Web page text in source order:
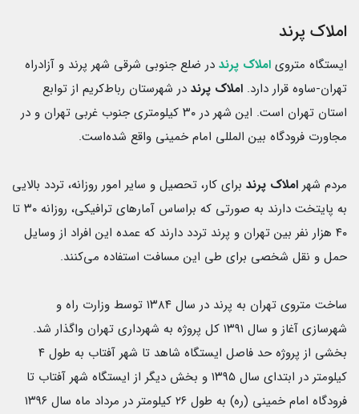
املاک پرند
ایستگاه متروی املاک پرند در ضلع جنوبی شرقی شهر پرند و آزادراه
تهران-ساوه قرار دارد. املاک پرند در شهرستان رباط‌کریم از توابع
استان تهران است. این شهر در ۳۰ کیلومتری جنوب غربی تهران و در
مجاورت فرودگاه بین المللی امام خمینی واقع شده‌است.
مردم شهر املاک پرند برای کار، تحصیل و سایر امور روزانه، تردد بالایی
به پایتخت دارند به صورتی که براساس آمارهای ترافیکی، روزانه ۳۰ تا
۴۰ هزار نفر بین تهران و پرند تردد دارند که عمده این افراد از وسایل
حمل و نقل شخصی برای طی این مسافت استفاده می‌کنند.
ساخت متروی تهران به پرند در سال ۱۳۸۴ توسط وزارت راه و
شهرسازی آغاز و سال ۱۳۹۱ کل پروژه به شهرداری تهران واگذار شد.
بخشی از پروژه حد فاصل ایستگاه شاهد تا شهر آفتاب به طول ۴
کیلومتر در ابتدای سال ۱۳۹۵ و بخش دیگر از ایستگاه شهر آفتاب تا
فرودگاه امام خمینی (ره) به طول ۲۶ کیلومتر در مرداد ماه سال ۱۳۹۶